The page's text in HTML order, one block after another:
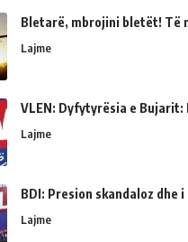
Bletarë, mbrojini bletët! Të
Lajme
VLEN: Dyfytyrësia e
Lajme
BDI: Presion skandaloz dhe
Lajme